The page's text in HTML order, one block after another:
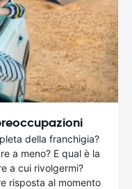
della franchigia?
a meno? E qual è la
a cui rivolgermi?
risposta al momento